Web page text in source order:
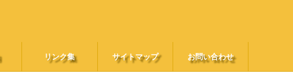
リンク集 サイトマップ お問い合わせ